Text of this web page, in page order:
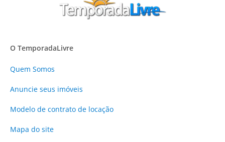
O TemporadaLivre
Quem Somos
Anuncie seus imóveis
Modelo de contrato de locação
Mapa do site